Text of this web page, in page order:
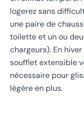
logerez sans
une paire de
toilette et un ou
chargeurs). En
soufflet extensible
nécessaire pour
légère en plus.